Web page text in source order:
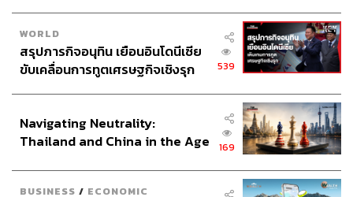
ทดแทนช่องแคบมะละกาไม่ได้ และโอกาสที่ช่องแคบจะถูก
ปิดมีน้อยมาก เพราะปัญหาจริงๆ ของช่องแคบคือเรื่องโจร
สลัด หากมะละกาถูกปิดจริง นั่นแปลว่า ต้องเกิดสงครามครั้ง
ใหญ่ระดับโลก พร้อมย้ำว่า จุดคอขวดของเอเชียที่น่ากังวล
ที่สุดในทางยุทธศาสตร์ คือ ‘ช่องแคบไต้หวัน’
อาจารย์เสนอว่า หากสร้างแลนด์บริดจ์ ควรเปลี่ยนทิศทาง
เชื่อมกับทิศเหนือของไทย หรือออกไปทางกัมพูชาและ
เวียดนามเพื่อสร้างมูลค่าทางเศรษฐกิจ แต่ที่สำคัญ คือ รัฐบาล
WORLD
สรุปภารกิจอนุทิน เยือนอินโดนีเซีย
ขับเคลื่อนการทูตเศรษฐกิจเชิงรุก
539
Navigating Neutrality:
Thailand and China in the Age
169
BUSINESS / ECONOMIC